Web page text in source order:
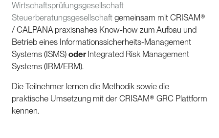
Wirtschaftsprüfungsgesellschaft
Steuerberatungsgesellschaft gemeinsam mit CRISAM®
/ CALPANA praxisnahes Know-how zum Aufbau und
Betrieb eines Informationssicherheits-Management
Systems (ISMS) oder Integrated Risk Management
Systems (IRM/ERM).
Die Teilnehmer lernen die Methodik sowie die
praktische Umsetzung mit der CRISAM® GRC Plattform
kennen.